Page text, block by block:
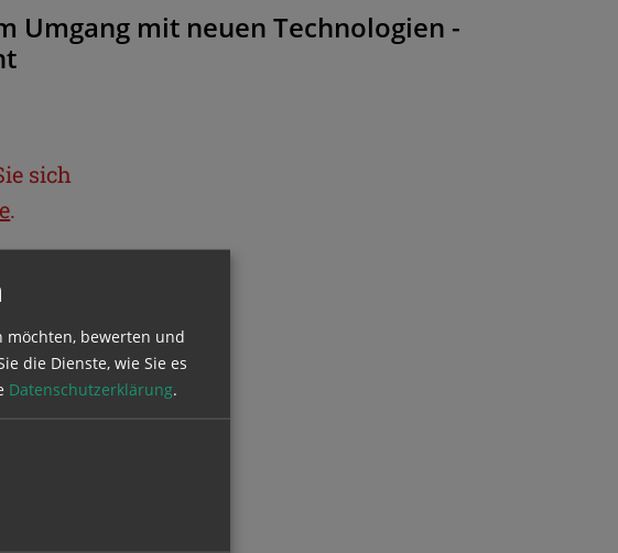
mit neuen Technologien -
sich
.
möchten, bewerten und
die Dienste, wie Sie es
Datenschutzerklärung.